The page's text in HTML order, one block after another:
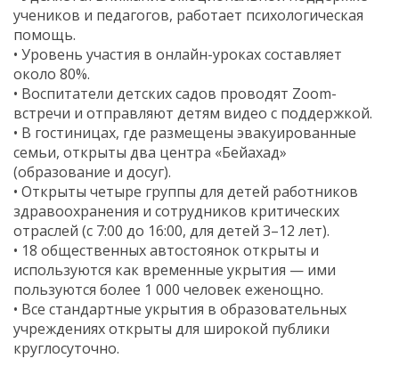
учеников и педагогов, работает психологическая
помощь.
• Уровень участия в онлайн-уроках составляет
около 80%.
• Воспитатели детских садов проводят Zoom-
встречи и отправляют детям видео с поддержкой.
• В гостиницах, где размещены эвакуированные
семьи, открыты два центра «Бейахад»
(образование и досуг).
• Открыты четыре группы для детей работников
здравоохранения и сотрудников критических
отраслей (с 7:00 до 16:00, для детей 3–12 лет).
• 18 общественных автостоянок открыты и
используются как временные укрытия — ими
пользуются более 1 000 человек еженощно.
• Все стандартные укрытия в образовательных
учреждениях открыты для широкой публики
круглосуточно.